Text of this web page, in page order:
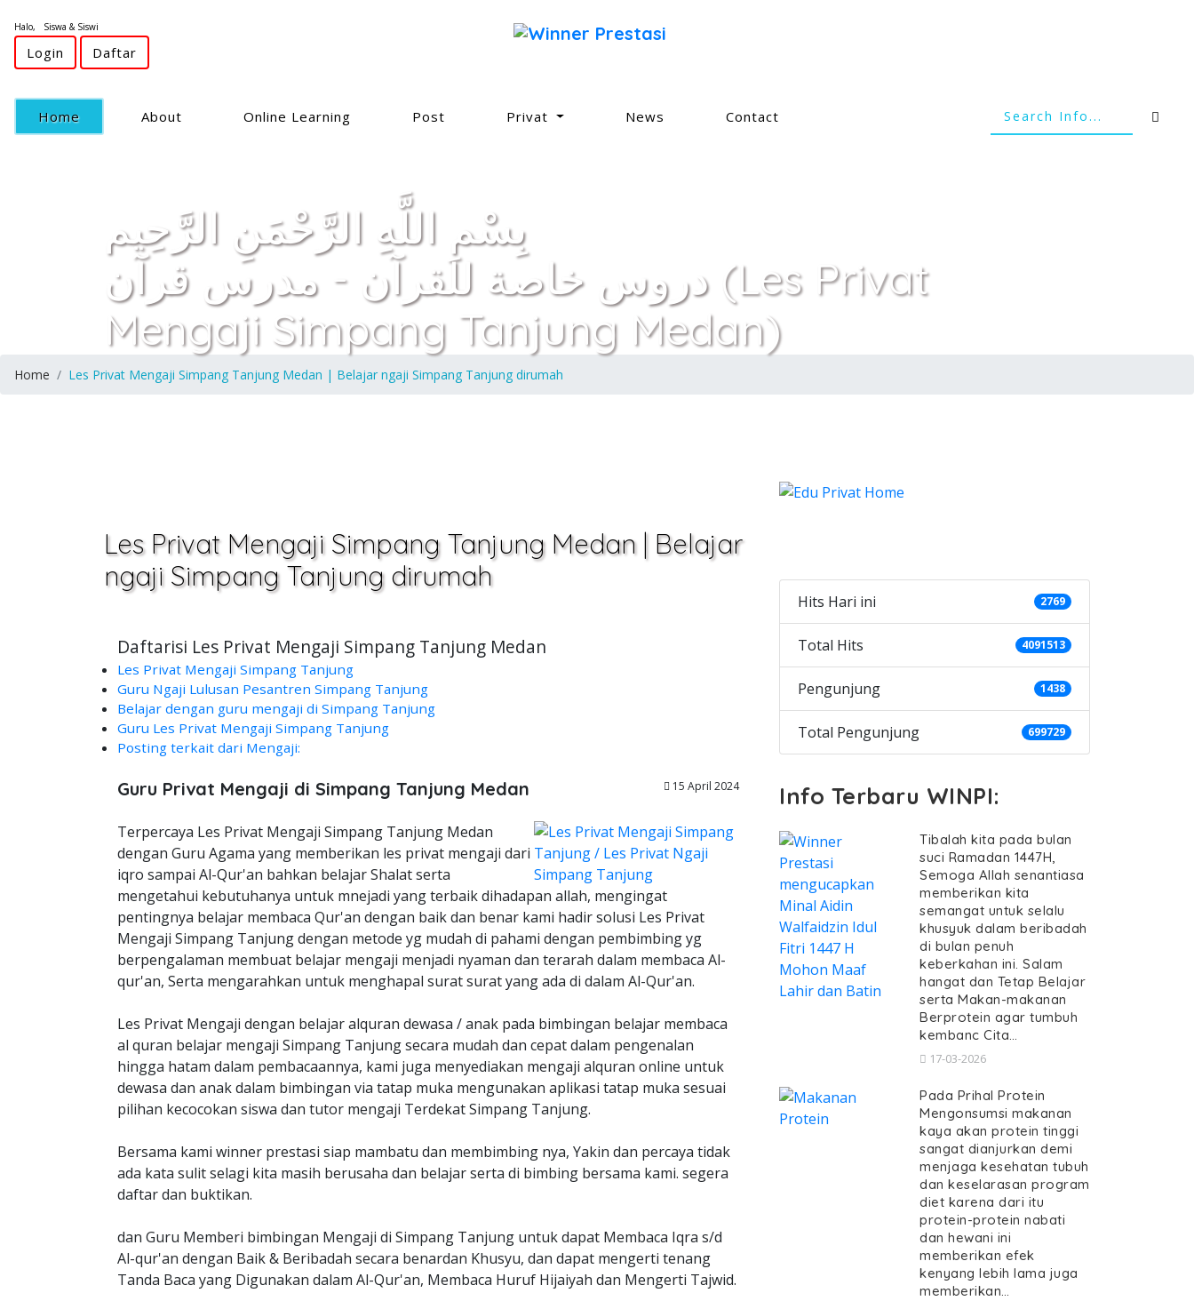
Halo, Siswa & Siswi
Login Daftar
Home(current) About Online Learning Post Privat News Contact
بِسْمِ اللَّهِ الرَّحْمَنِ الرَّحِيم
دروس خاصة للقرآن - مدرس قرآن (Les Privat
Mengaji Simpang Tanjung Medan)
Home Les Privat Mengaji Simpang Tanjung Medan | Belajar ngaji Simpang Tanjung dirumah
Les Privat Mengaji Simpang Tanjung Medan | Belajar
ngaji Simpang Tanjung dirumah
Daftarisi Les Privat Mengaji Simpang Tanjung Medan
Les Privat Mengaji Simpang Tanjung
Guru Ngaji Lulusan Pesantren Simpang Tanjung
Belajar dengan guru mengaji di Simpang Tanjung
Guru Les Privat Mengaji Simpang Tanjung
Posting terkait dari Mengaji:
15 April 2024
Guru Privat Mengaji di Simpang Tanjung Medan
Terpercaya Les Privat Mengaji Simpang Tanjung Medan
dengan Guru Agama yang memberikan les privat mengaji dari
iqro sampai Al-Qur'an bahkan belajar Shalat serta
mengetahui kebutuhanya untuk mnejadi yang terbaik dihadapan allah, mengingat
pentingnya belajar membaca Qur'an dengan baik dan benar kami hadir solusi Les Privat
Mengaji Simpang Tanjung dengan metode yg mudah di pahami dengan pembimbing yg
berpengalaman membuat belajar mengaji menjadi nyaman dan terarah dalam membaca Al-
qur'an, Serta mengarahkan untuk menghapal surat surat yang ada di dalam Al-Qur'an.
Les Privat Mengaji dengan belajar alquran dewasa / anak pada bimbingan belajar membaca
al quran belajar mengaji Simpang Tanjung secara mudah dan cepat dalam pengenalan
hingga hatam dalam pembacaannya, kami juga menyediakan mengaji alquran online untuk
dewasa dan anak dalam bimbingan via tatap muka mengunakan aplikasi tatap muka sesuai
pilihan kecocokan siswa dan tutor mengaji Terdekat Simpang Tanjung.
Bersama kami winner prestasi siap mambatu dan membimbing nya, Yakin dan percaya tidak
ada kata sulit selagi kita masih berusaha dan belajar serta di bimbing bersama kami. segera
daftar dan buktikan.
dan Guru Memberi bimbingan Mengaji di Simpang Tanjung untuk dapat Membaca Iqra s/d
Al-qur'an dengan Baik & Beribadah secara benardan Khusyu, dan dapat mengerti tenang
Tanda Baca yang Digunakan dalam Al-Qur'an, Membaca Huruf Hijaiyah dan Mengerti Tajwid.
Hits Hari ini 2769
Total Hits 4091513
Pengunjung 1438
Total Pengunjung 699729
Info Terbaru WINPI:
Tibalah kita pada bulan
suci Ramadan 1447H,
Semoga Allah senantiasa
memberikan kita
semangat untuk selalu
khusyuk dalam beribadah
di bulan penuh
keberkahan ini. Salam
hangat dan Tetap Belajar
serta Makan-makanan
Berprotein agar tumbuh
kembanc Cita…
17-03-2026
Pada Prihal Protein
Mengonsumsi makanan
kaya akan protein tinggi
sangat dianjurkan demi
menjaga kesehatan tubuh
dan keselarasan program
diet karena dari itu
protein-protein nabati
dan hewani ini
memberikan efek
kenyang lebih lama juga
memberikan…